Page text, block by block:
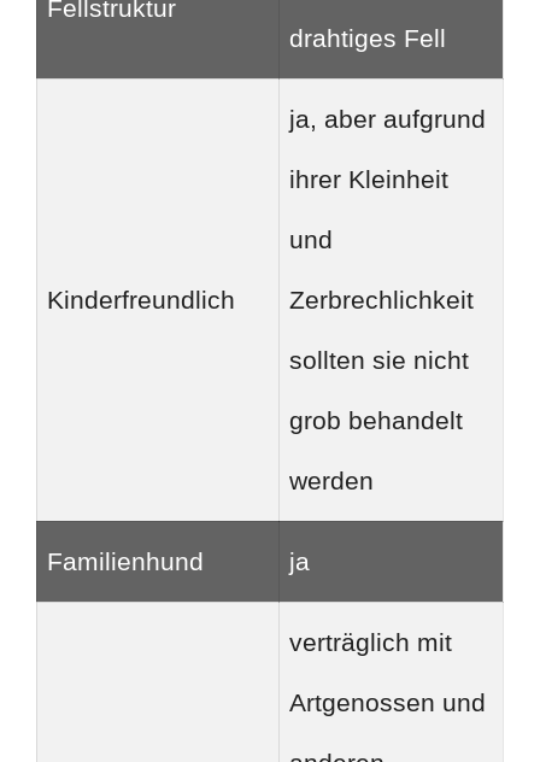
Fellstruktur
drahtiges Fell
Kinderfreundlich
ja, aber aufgrund
ihrer Kleinheit
und
Zerbrechlichkeit
sollten sie nicht
grob behandelt
werden
Familienhund ja
verträglich mit
Artgenossen und